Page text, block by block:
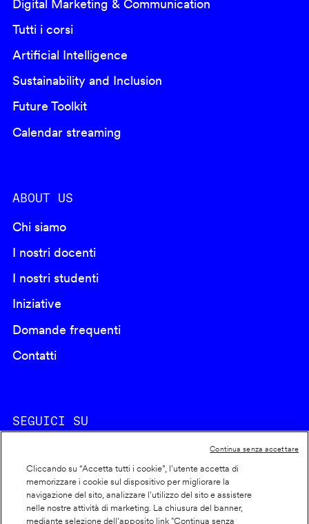
Digital Marketing & Communication
Tutti i corsi
Artificial Intelligence
Sustainability and Inclusion
Future Toolkit
Calendar streaming
ABOUT US
Chi siamo
I nostri docenti
I nostri studenti
Iniziative
Domande frequenti
Contatti
SEGUICI SU
Cookie policy
Cliccando su “Accetta tutti i cookie”, l'utente accetta di
memorizzare i cookie sul dispositivo per migliorare la
navigazione del sito, analizzare l'utilizzo del sito e assistere
nelle nostre attività di marketing. La chiusura del banner,
mediante selezione dell’apposito link "Continua senza
Continua senza accettare